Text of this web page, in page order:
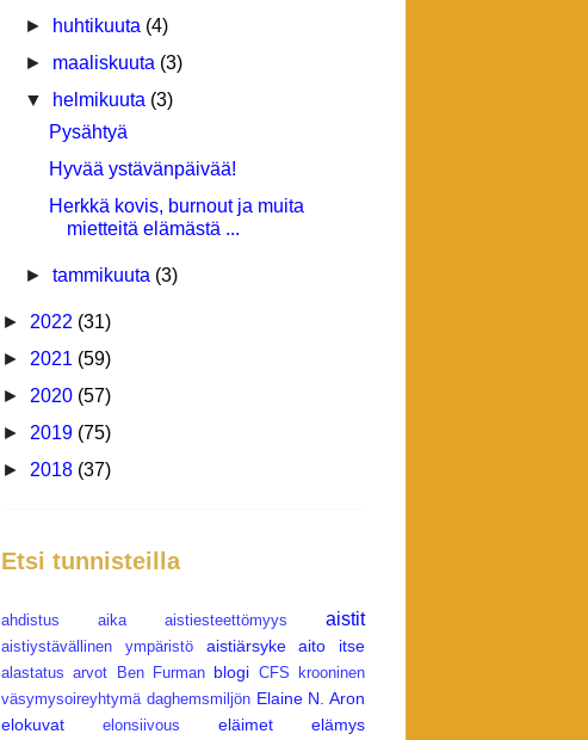
►
huhtikuuta (4)
► maaliskuuta (3)
▼
helmikuuta (3)
Pysähtyä
Hyvää ystävänpäivää!
Herkkä kovis, burnout ja muita
mietteitä elämästä ...
►tammikuuta (3)
► 2022 (31)
► 2021 (59)
► 2020 (57)
► 2019 (75)
► 2018 (37)
Etsi tunnisteilla
ahdistus aika aistiesteettömyys aistit
aistiystävällinen ympäristö aistiärsyke aito itse
alastatus arvot Ben Furman blogi CFS krooninen
väsymysoireyhtymä daghemsmiljön Elaine N. Aron
elokuvat
elonsiivous eläimet elämys